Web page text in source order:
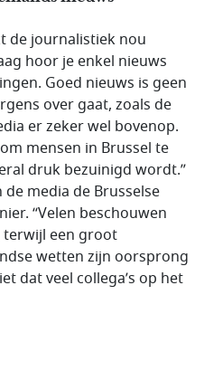
de journalistiek nou
hoor je enkel nieuws
Goed nieuws is geen
over gaat, zoals de
er zeker wel bovenop.
mensen in Brussel te
druk bezuinigd wordt.”
media de Brusselse
“Velen beschouwen
terwijl een groot
wetten zijn oorsprong
dat veel collega’s op het